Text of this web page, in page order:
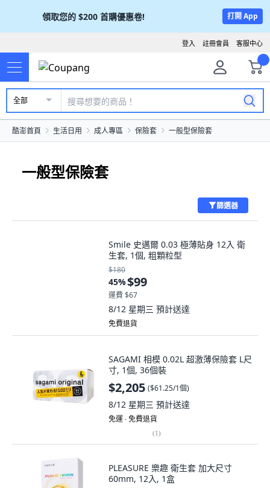
領取您的 $200 首購優惠卷! 打開 App
客服中心
註冊會員
登入
全部
酷澎首頁 生活日用 成人專區 保險套 一般型保險套
一般型保險套
篩選器
Smile 史邁爾 0.03 極薄貼身 12入 衛
生套, 1個, 粗顆粒型
$180
45%$99
運費 $67
8/12 星期三 預計送達
免費退貨
SAGAMI 相模 0.02L 超激薄保險套 L尺
寸, 1個, 36個裝
$2,205 ($61.25/1個)
8/12 星期三 預計送達
免運 ∙ 免費退貨
(1)
PLEASURE 樂趣 衛生套 加大尺寸
60mm, 12入, 1盒